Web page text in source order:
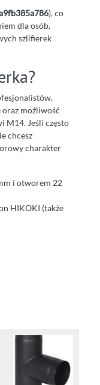
), co
dla osób,
szlifierek
możliwość
M14. Jeśli często
chcesz
charakter
i otworem 22
HIKOKI (także